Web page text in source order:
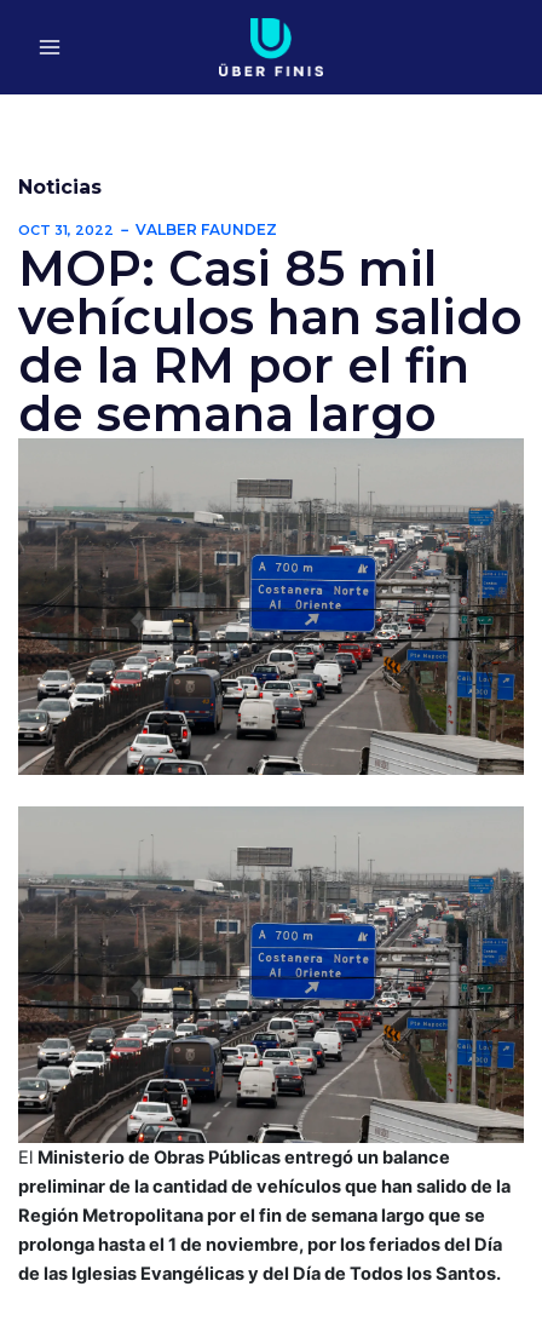
Noticias
OCT 31, 2022 VALBER FAUNDEZ
MOP: Casi 85 mil
vehículos han salido
de la RM por el fin
de semana largo
El Ministerio de Obras Públicas entregó un balance
preliminar de la cantidad de vehículos que han salido de la
Región Metropolitana por el fin de semana largo que se
prolonga hasta el 1 de noviembre, por los feriados del Día
de las Iglesias Evangélicas y del Día de Todos los Santos.